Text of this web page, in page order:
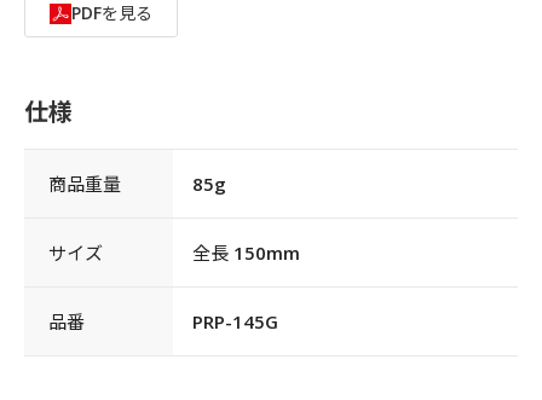
PDFを見る
仕様
商品重量 85g
サイズ 全長 150mm
品番 PRP-145G